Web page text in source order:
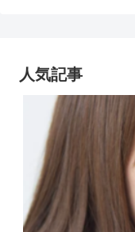
人気記事